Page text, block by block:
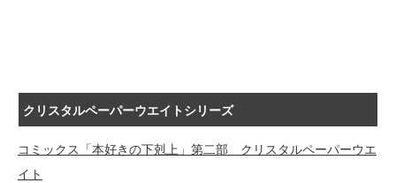
クリスタルペーパーウエイトシリーズ
コミックス「本好きの下剋上」第二部 クリスタルペーパーウエ
イト